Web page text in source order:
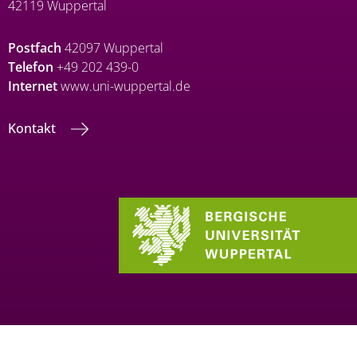
42119 Wuppertal
Postfach 42097 Wuppertal
Telefon +49 202 439-0
Internetwww.uni-wuppertal.de
Kontakt